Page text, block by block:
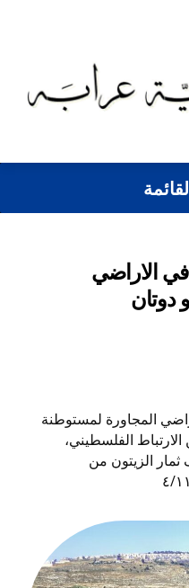
الاراضي
دوتان
المجاورة لمستوطنة
الفلسطيني،
الزيتون من